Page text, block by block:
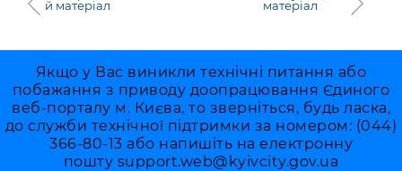
й матеріал
матеріал
Якщо у Вас виникли технічні питання або
побажання з приводу доопрацювання Єдиного
веб-порталу м. Києва, то зверніться, будь ласка,
до служби технічної підтримки за номером: (044)
366-80-13 або напишіть на електронну
пошту support.web@kyivcity.gov.ua